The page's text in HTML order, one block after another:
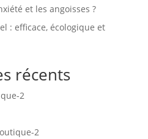
et les angoisses ?
: efficace, écologique et
récents
2
2